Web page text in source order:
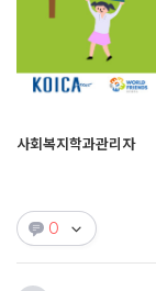
사회복지학과관리자
0